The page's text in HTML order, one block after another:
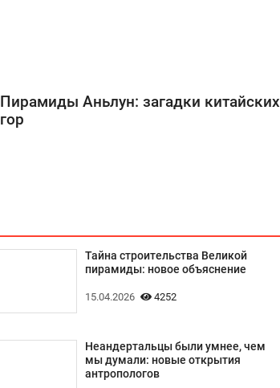
Пирамиды Аньлун: загадки китайских
гор
Тайна строительства Великой
пирамиды: новое объяснение
15.04.2026 4252
Неандертальцы были умнее, чем
мы думали: новые открытия
антропологов